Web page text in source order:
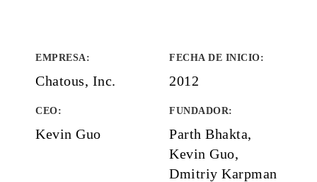
EMPRESA:
Chatous, Inc.
FECHA DE INICIO:
2012
CEO:
Kevin Guo
FUNDADOR:
Parth Bhakta,
Kevin Guo,
Dmitriy Karpman